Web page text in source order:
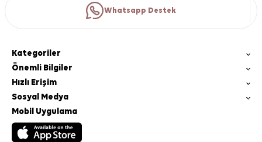
Whatsapp Destek
Kategoriler
Önemli Bilgiler
Hızlı Erişim
Sosyal Medya
Mobil Uygulama